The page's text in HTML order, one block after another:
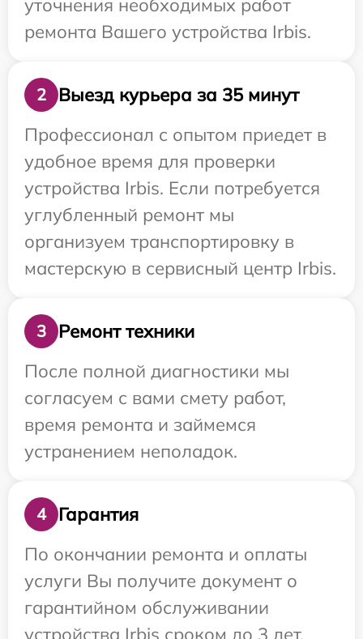
уточнения необходимых работ
ремонта Вашего устройства Irbis.
2
Выезд курьера за 35 минут
Профессионал с опытом приедет в
удобное время для проверки
устройства Irbis. Если потребуется
углубленный ремонт мы
организуем транспортировку в
мастерскую в сервисный центр Irbis.
3
Ремонт техники
После полной диагностики мы
согласуем с вами смету работ,
время ремонта и займемся
устранением неполадок.
4
Гарантия
По окончании ремонта и оплаты
услуги Вы получите документ о
гарантийном обслуживании
устройства Irbis сроком до 3 лет.